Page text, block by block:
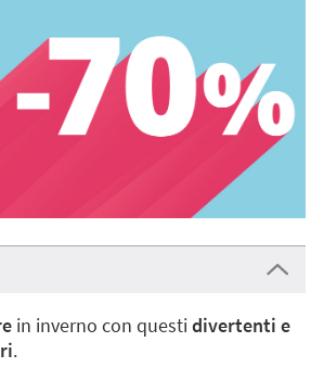
in inverno con questidivertenti e
.